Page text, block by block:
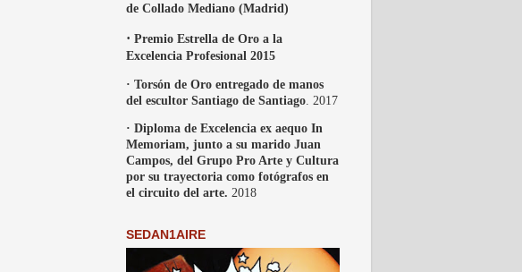
de Collado Mediano (Madrid)
· Premio Estrella de Oro a la
Excelencia Profesional 2015
· Torsón de Oro entregado de manos
del escultor Santiago de Santiago . 2017
· Diploma de Excelencia ex aequo In
Memoriam, junto a su marido Juan
Campos, del Grupo Pro Arte y Cultura
por su trayectoria como fotógrafos en
el circuito del arte. 2018
SEDAN1AIRE